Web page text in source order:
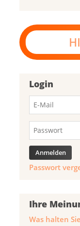
Login
Passwort
Ihre
Was halten